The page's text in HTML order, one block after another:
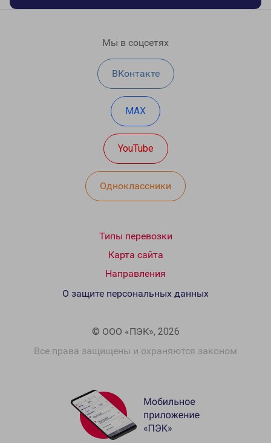
Мы в соцсетях
ВКонтакте
MAX
YouTube
Одноклассники
Типы перевозки
Карта сайта
Направления
© ООО «ПЭК», 2026
Все права защищены и охраняются законом
О защите персональных данных